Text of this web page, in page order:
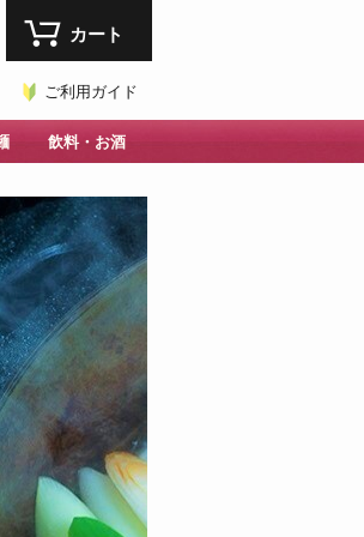
ご利用ガイド
カート
飲料・お酒